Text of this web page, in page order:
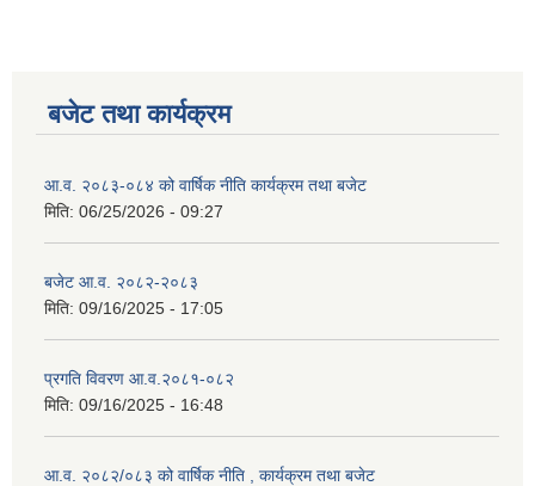
बजेट तथा कार्यक्रम
आ.व. २०८३-०८४ को वार्षिक नीति कार्यक्रम तथा बजेट
मिति: 06/25/2026 - 09:27
बजेट आ.व. २०८२-२०८३
मिति: 09/16/2025 - 17:05
प्रगति विवरण आ.व.२०८१-०८२
मिति: 09/16/2025 - 16:48
आ.व. २०८२/०८३ को वार्षिक नीति , कार्यक्रम तथा बजेट